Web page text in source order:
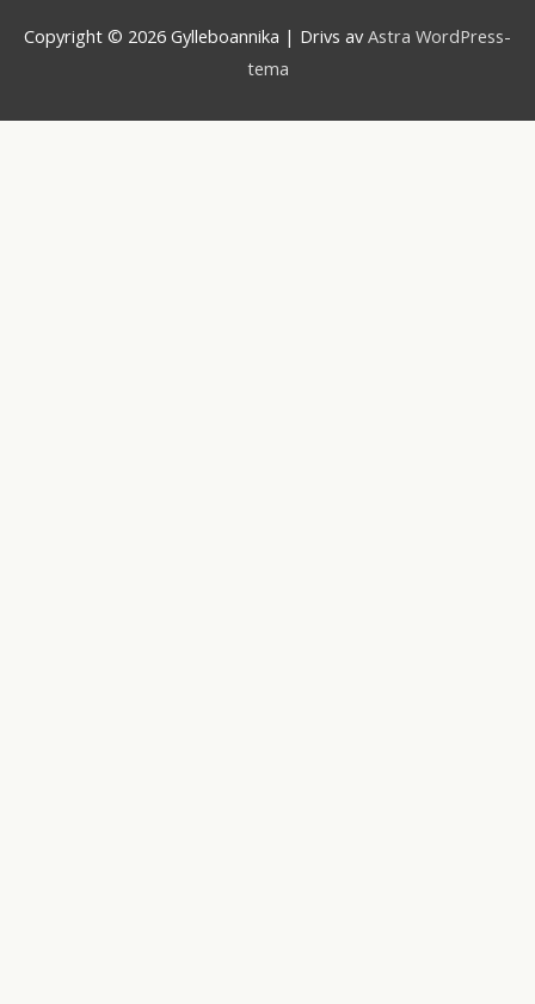
Copyright © 2026 Gylleboannika | Drivs av Astra WordPress-
tema